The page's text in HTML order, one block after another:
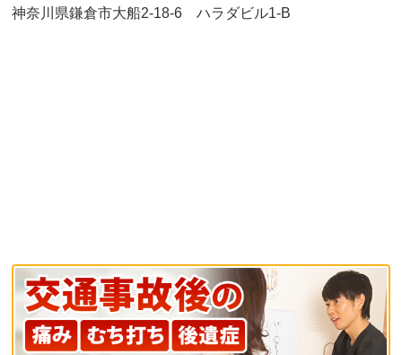
神奈川県鎌倉市大船2-18-6 ハラダビル1-B